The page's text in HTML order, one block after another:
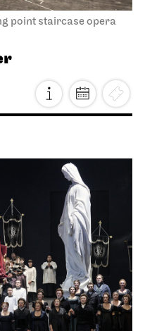
point staircase opera